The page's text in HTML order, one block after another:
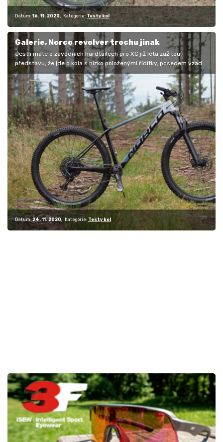
Datum: 16. 11. 2020 Kategorie: Testy kol
Galerie, Norco revolver trochu jinak
Jestli máte o závodních hardtailech pro XC již léta zažitou
představu, že jde o kola s nízko položenými řídítky, posedem vzadu
a geometrií…
Datum: 24. 11. 2020 Kategorie: Testy kol